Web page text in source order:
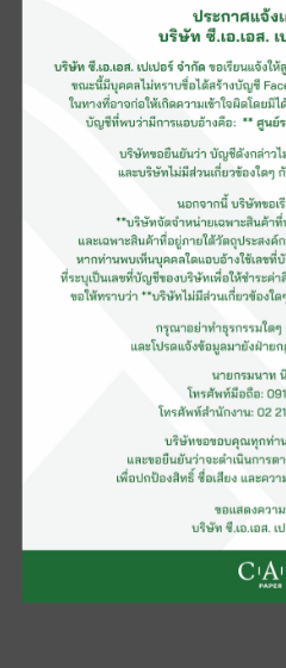
ครับ เช่นสีทอง สีเงิน ซึ่งเป็นสีพิเศษต้อ
มาทำความเข้าใจ กับการนับสีครับ
พิมพ์ 1 สี การพิมพ์สีเดียวเป็นงานพิม
งานขาวดำเช่น หนังสือเล่มทั้งหลาย
หน้าใน ไม่ใช่ปก แต่จริงแล้วงานสีเดีย
เหลือง หรือนํ้าเงิน และในสีที่พิมพ์นั้น
ทำให้ดูเหมือนว่าพิมพ์หลายสีได้ เช่น
พิมพ์ จางๆ ก็จะได้สีชมพูเป็นต้น กา
จำกัดก็เลือกพิมพ์สีเดียว พิมพ์สีนํ้าตา
พิมพ์สีเขียวสีเดียว สีขาวเป็นสีของก
เป็นสีของกระดาษ พิมพ์หลายสี การ
หรือ 3 สี เป็นต้น ส่วนใหญ่จะนิยมพิม
กับนํ้าเงิน หรือคู่สีอะไรก็ได้ ค่าใช้จ่า
บางส่วน เพราะโรงพิมพ์จะต้องเพิ่ม
เที่ยวพิมพ์ตามไปด้วย พิมพ์ 2 สี นํ้าต
สีขาวเป็นสีของกระดาษ พิมพ์ 3สี ฟ้า